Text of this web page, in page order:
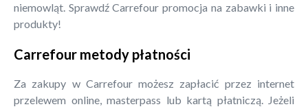
niemowląt. Sprawdź Carrefour promocja na zabawki i inne
produkty!
Carrefour metody płatności
Za zakupy w Carrefour możesz zapłacić przez internet
przelewem online, masterpass lub kartą płatniczą. Jeżeli